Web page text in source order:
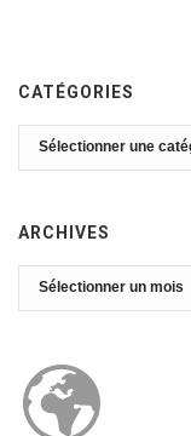
CATÉGORIES
Catégories
ARCHIVES
Archives